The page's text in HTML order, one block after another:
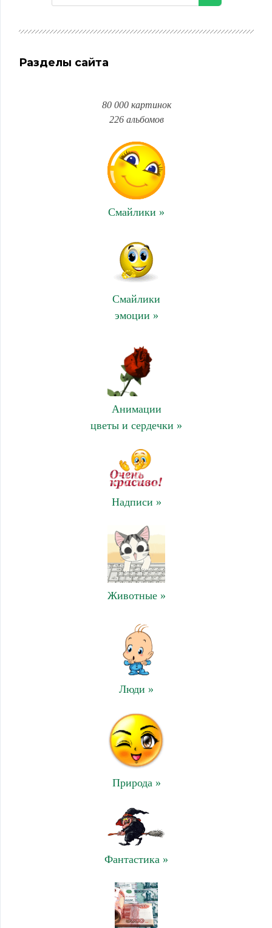
Разделы сайта
80 000 картинок
226 альбомов
Смайлики »
Смайлики
эмоции »
Анимации
цветы и сердечки »
Надписи »
Животные »
Люди »
Природа »
Фантастика »